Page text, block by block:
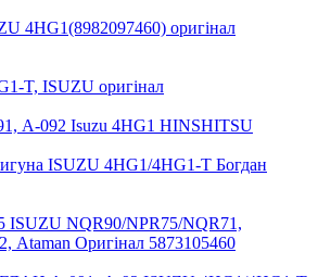
4HG1(8982097460) оригінал
T, ISUZU оригінал
А-092 Isuzu 4НG1 HINSHITSU
ISUZU 4HG1/4HG1-T Богдан
ISUZU NQR90/NPR75/NQR71,
Оригінал 5873105460